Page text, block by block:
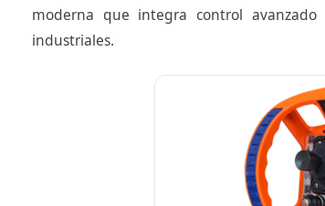
moderna que integra control avanzado
industriales.